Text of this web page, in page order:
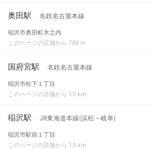
奥田駅 名鉄名古屋本線
稲沢市奥田町木之内
このページの店舗から 766 m
国府宮駅 名鉄名古屋本線
稲沢市松下１丁目
このページの店舗から 1.5 km
稲沢駅 JR東海道本線(浜松～岐阜)
稲沢市駅前１丁目
このページの店舗から 1.5 km